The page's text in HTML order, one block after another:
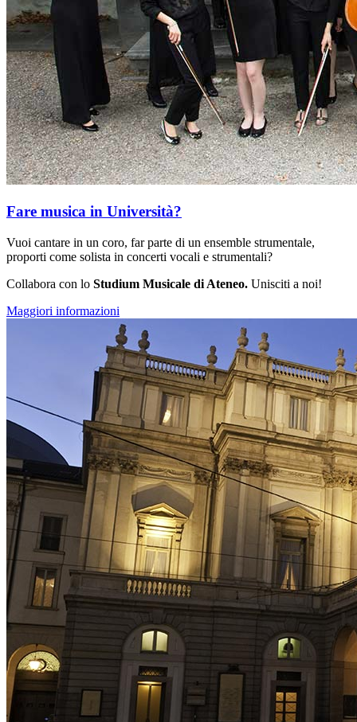
Fare musica in Università?
Vuoi cantare in un coro, far parte di un ensemble strumentale,
proporti come solista in concerti vocali e strumentali?
Collabora con lo Studium Musicale di Ateneo. Unisciti a noi!
Maggiori informazioni